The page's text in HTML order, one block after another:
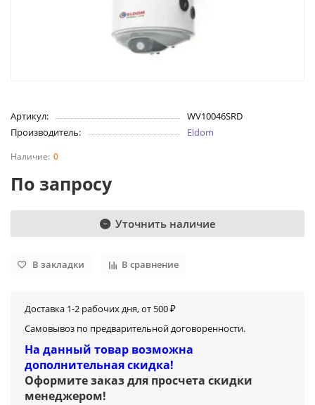
Артикул:
WV10046SRD
Производитель:
Eldom
0
По запросу
Уточнить наличие
В закладки В сравнение
Доставка 1-2 рабочих дня, от 500 ₽
Самовывоз по предварительной договоренности.
На данный товар возможна
дополнительная скидка!
Оформите заказ для просчета скидки
менеджером!